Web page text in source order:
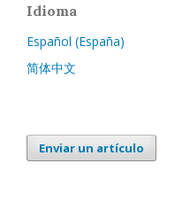
Idioma
Español (España)
简体中文
Enviar un artículo